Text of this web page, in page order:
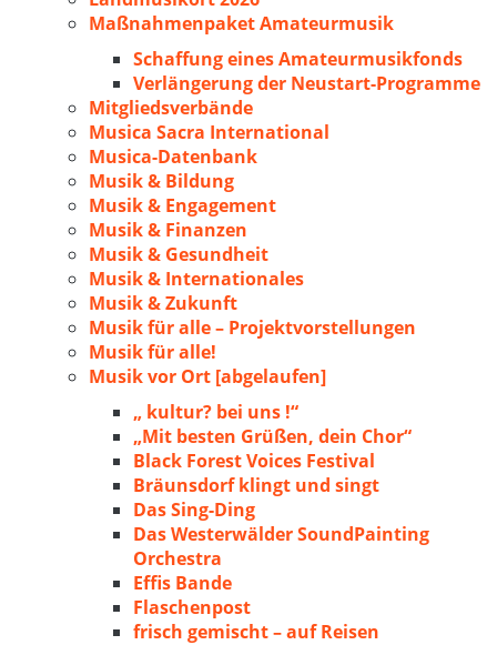
Maßnahmenpaket Amateurmusik
Schaffung eines Amateurmusikfonds
Verlängerung der Neustart-Programme
Mitgliedsverbände
Musica Sacra International
Musica-Datenbank
Musik & Bildung
Musik & Engagement
Musik & Finanzen
Musik & Gesundheit
Musik & Internationales
Musik & Zukunft
Musik für alle – Projektvorstellungen
Musik für alle!
Musik vor Ort [abgelaufen]
„ kultur? bei uns !“
„Mit besten Grüßen, dein Chor“
Black Forest Voices Festival
Bräunsdorf klingt und singt
Das Sing-Ding
Das Westerwälder SoundPainting
Orchestra
Effis Bande
Flaschenpost
frisch gemischt – auf Reisen